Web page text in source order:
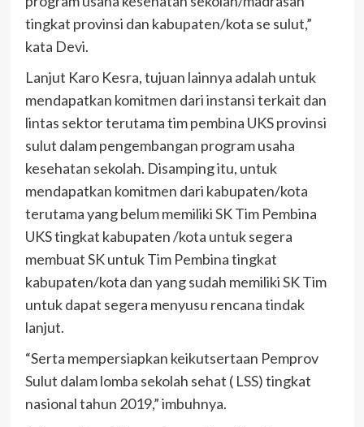
tingkat provinsi dan kabupaten/kota se sulut,”
kata Devi.
Lanjut Karo Kesra, tujuan lainnya adalah untuk
mendapatkan komitmen dari instansi terkait dan
lintas sektor terutama tim pembina UKS provinsi
sulut dalam pengembangan program usaha
kesehatan sekolah. Disamping itu, untuk
mendapatkan komitmen dari kabupaten/kota
terutama yang belum memiliki SK Tim Pembina
UKS tingkat kabupaten /kota untuk segera
membuat SK untuk Tim Pembina tingkat
kabupaten/kota dan yang sudah memiliki SK Tim
untuk dapat segera menyusu rencana tindak
lanjut.
“Serta mempersiapkan keikutsertaan Pemprov
Sulut dalam lomba sekolah sehat ( LSS) tingkat
nasional tahun 2019,” imbuhnya.